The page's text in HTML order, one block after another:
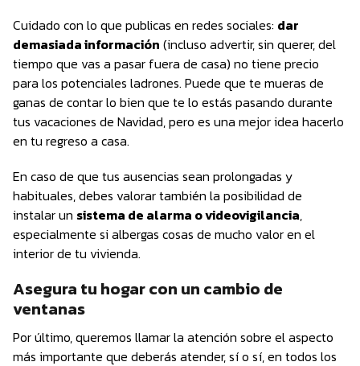
Cuidado con lo que publicas en redes sociales: dar
demasiada información (incluso advertir, sin querer, del
tiempo que vas a pasar fuera de casa) no tiene precio
para los potenciales ladrones. Puede que te mueras de
ganas de contar lo bien que te lo estás pasando durante
tus vacaciones de Navidad, pero es una mejor idea hacerlo
en tu regreso a casa.
En caso de que tus ausencias sean prolongadas y
habituales, debes valorar también la posibilidad de
instalar un sistema de alarma o videovigilancia,
especialmente si albergas cosas de mucho valor en el
interior de tu vivienda.
Asegura tu hogar con un cambio de
ventanas
Por último, queremos llamar la atención sobre el aspecto
más importante que deberás atender, sí o sí, en todos los